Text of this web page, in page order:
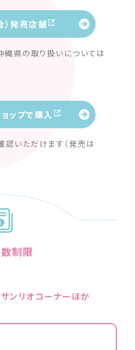
）発売店舗
縄県の取り扱いについては
ップで購入
いただけます（発売は
制限
ンリオコーナーほか